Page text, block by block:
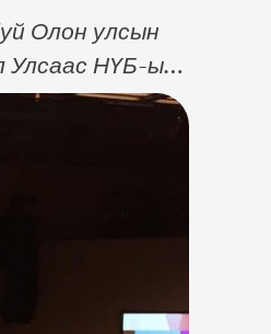
Олон улсын
Улсаас НҮБ-ын
Элчин
дарга